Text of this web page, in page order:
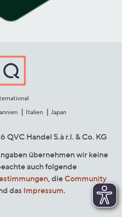
Italien Japan
Handel S.à r.l. & Co. KG
übernehmen wir keine
auch folgende
, die Community
das Impressum.